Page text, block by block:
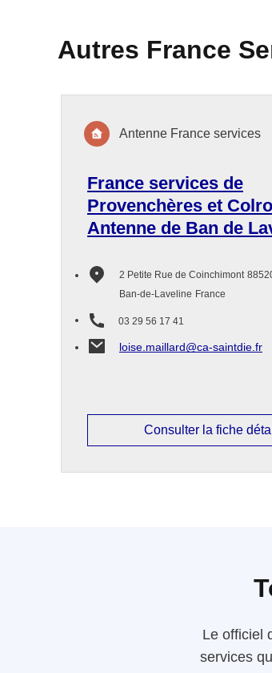
Autres France
France services de
Provenchères et
Antenne de Ban de
2 Petite Rue de Coinchimont
Ban-de-Laveline France
03 29 56 17 41
loise.maillard@ca-saintdie.fr
Antenne France services
Consulter la fiche
Le officiel
services